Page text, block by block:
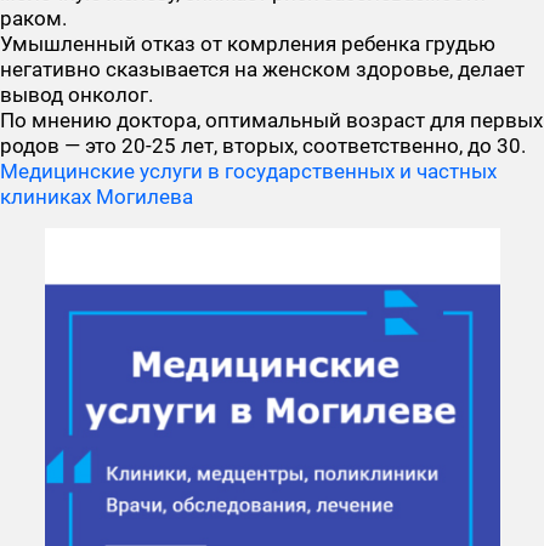
раком.
Умышленный отказ от комрления ребенка грудью
негативно сказывается на женском здоровье, делает
вывод онколог.
По мнению доктора, оптимальный возраст для первых
родов — это 20-25 лет, вторых, соответственно, до 30.
Медицинские услуги в государственных и частных
клиниках Могилева